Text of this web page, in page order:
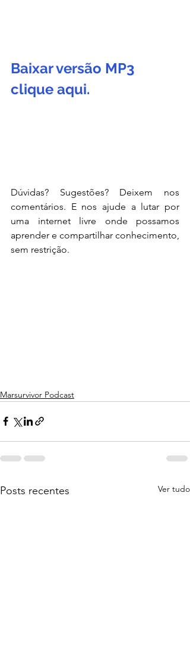
Baixar versão MP3
clique aqui.
Dúvidas? Sugestões? Deixem nos
comentários. E nos ajude a lutar por
uma internet livre onde possamos
aprender e compartilhar conhecimento,
sem restrição.
Marsurvivor Podcast
Posts recentes Ver tudo